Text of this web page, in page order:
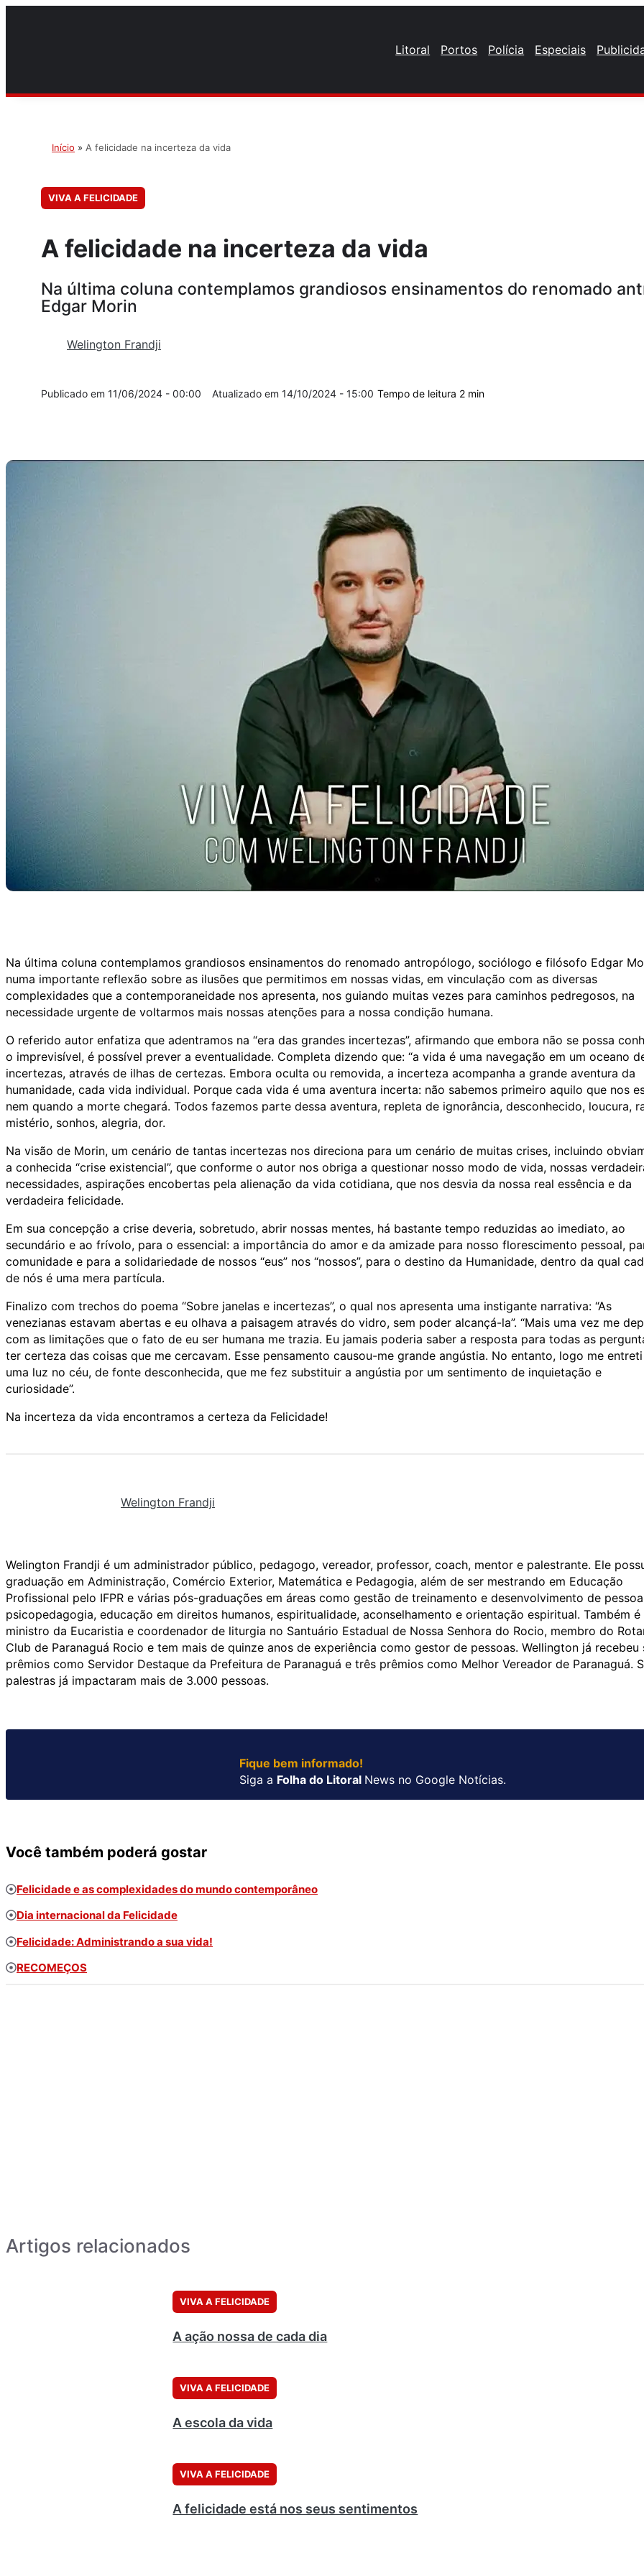
Litoral Portos Polícia Especiais
Início » A felicidade na incerteza da vida
VIVA A FELICIDADE
A felicidade na incerteza da vida
Na última coluna contemplamos grandiosos ensinamentos do renomado
Edgar Morin
Welington Frandji
11/06/2024 - 00:00 14/10/2024 - 15:00
Na última coluna contemplamos grandiosos ensinamentos do renomado antropólogo, sociólogo e filósofo Edgar
numa importante reflexão sobre as ilusões que permitimos em nossas vidas, em vinculação com as diversas
complexidades que a contemporaneidade nos apresenta, nos guiando muitas vezes para caminhos pedregosos, na
necessidade urgente de voltarmos mais nossas atenções para a nossa condição humana.
O referido autor enfatiza que adentramos na “era das grandes incertezas”, afirmando que embora não se possa
o imprevisível, é possível prever a eventualidade. Completa dizendo que: “a vida é uma navegação em um oceano
incertezas, através de ilhas de certezas. Embora oculta ou removida, a incerteza acompanha a grande aventura da
humanidade, cada vida individual. Porque cada vida é uma aventura incerta: não sabemos primeiro aquilo que nos
nem quando a morte chegará. Todos fazemos parte dessa aventura, repleta de ignorância, desconhecido, loucura,
mistério, sonhos, alegria, dor.
Na visão de Morin, um cenário de tantas incertezas nos direciona para um cenário de muitas crises, incluindo
a conhecida “crise existencial”, que conforme o autor nos obriga a questionar nosso modo de vida, nossas
necessidades, aspirações encobertas pela alienação da vida cotidiana, que nos desvia da nossa real essência e da
verdadeira felicidade.
Em sua concepção a crise deveria, sobretudo, abrir nossas mentes, há bastante tempo reduzidas ao imediato, ao
secundário e ao frívolo, para o essencial: a importância do amor e da amizade para nosso florescimento pessoal,
comunidade e para a solidariedade de nossos “eus” nos “nossos”, para o destino da Humanidade, dentro da qual
de nós é uma mera partícula.
Finalizo com trechos do poema “Sobre janelas e incertezas”, o qual nos apresenta uma instigante narrativa: “As
venezianas estavam abertas e eu olhava a paisagem através do vidro, sem poder alcançá-la”. “Mais uma vez me
com as limitações que o fato de eu ser humana me trazia. Eu jamais poderia saber a resposta para todas as
ter certeza das coisas que me cercavam. Esse pensamento causou-me grande angústia. No entanto, logo me
uma luz no céu, de fonte desconhecida, que me fez substituir a angústia por um sentimento de inquietação e
curiosidade”.
Na incerteza da vida encontramos a certeza da Felicidade!
Welington Frandji
Welington Frandji é um administrador público, pedagogo, vereador, professor, coach, mentor e palestrante. Ele
graduação em Administração, Comércio Exterior, Matemática e Pedagogia, além de ser mestrando em Educação
Profissional pelo IFPR e várias pós-graduações em áreas como gestão de treinamento e desenvolvimento de
psicopedagogia, educação em direitos humanos, espiritualidade, aconselhamento e orientação espiritual. Também é
ministro da Eucaristia e coordenador de liturgia no Santuário Estadual de Nossa Senhora do Rocio, membro do
Club de Paranaguá Rocio e tem mais de quinze anos de experiência como gestor de pessoas. Wellington já recebeu
prêmios como Servidor Destaque da Prefeitura de Paranaguá e três prêmios como Melhor Vereador de Paranaguá.
palestras já impactaram mais de 3.000 pessoas.
Fique bem informado!
Siga a Folha do Litoral News no Google Notícias.
Você também poderá gostar
Felicidade e as complexidades do mundo contemporâneo
Dia internacional da Felicidade
Felicidade: Administrando a sua vida!
RECOMEÇOS
Artigos relacionados
VIVA A FELICIDADE
A ação nossa de cada dia
VIVA A FELICIDADE
A escola da vida
VIVA A FELICIDADE
A felicidade está nos seus sentimentos